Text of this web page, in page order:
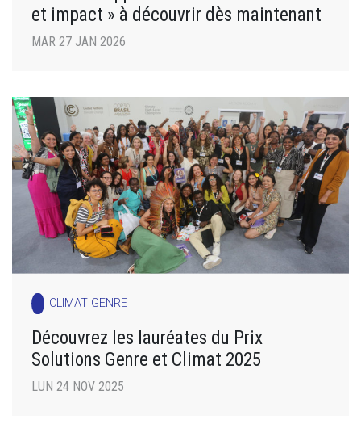
et impact » à découvrir dès maintenant
MAR 27 JAN 2026
CLIMAT GENRE
Découvrez les lauréates du Prix
Solutions Genre et Climat 2025
LUN 24 NOV 2025